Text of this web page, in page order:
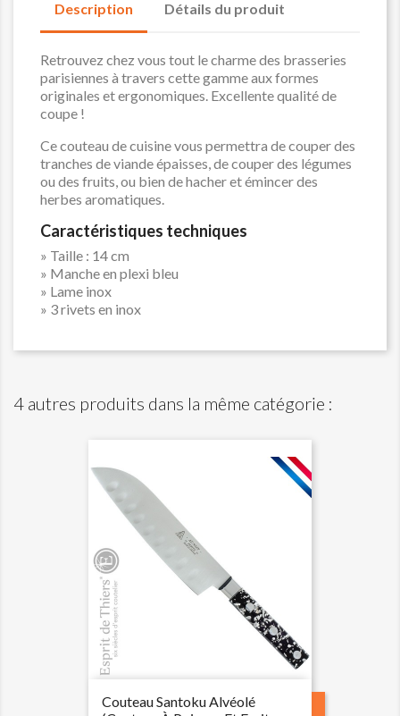
Description Détails du produit
Retrouvez chez vous tout le charme des brasseries
parisiennes à travers cette gamme aux formes
originales et ergonomiques. Excellente qualité de
coupe !
Ce couteau de cuisine vous permettra de couper des
tranches de viande épaisses, de couper des légumes
ou des fruits, ou bien de hacher et émincer des
herbes aromatiques.
Caractéristiques techniques
» Taille : 14 cm
» Manche en plexi bleu
» Lame inox
» 3 rivets en inox
4 autres produits dans la même catégorie :
Couteau Santoku Alvéolé
PROMO !